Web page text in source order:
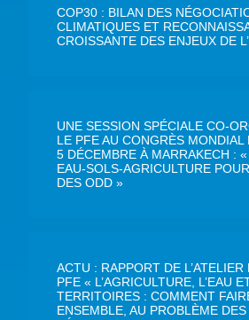
COP30 : BILAN DES
CLIMATIQUES ET
CROISSANTE DES ENJEUX DE
UNE SESSION SPÉCIALE CO-
LE PFE AU CONGRÈS MONDIAL
5 DÉCEMBRE À MARRAKECH :
EAU-SOLS-AGRICULTURE
DES ODD »
ACTU : RAPPORT DE L’ATELIER
PFE « L’AGRICULTURE, L’EAU
TERRITOIRES : COMMENT
ENSEMBLE, AU PROBLÈME DES